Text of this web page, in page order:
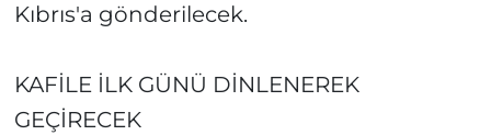
Kıbrıs'a gönderilecek.
KAFİLE İLK GÜNÜ DİNLENEREK
GEÇİRECEK